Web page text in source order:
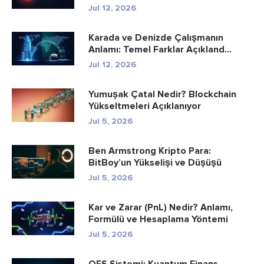
Jul 12, 2026
Karada ve Denizde Çalışmanın
Anlamı: Temel Farklar Açıkland...
Jul 12, 2026
Yumuşak Çatal Nedir? Blockchain
Yükseltmeleri Açıklanıyor
Jul 5, 2026
Ben Armstrong Kripto Para:
BitBoy’un Yükselişi ve Düşüşü
Jul 5, 2026
Kar ve Zarar (PnL) Nedir? Anlamı,
Formülü ve Hesaplama Yöntemi
Jul 5, 2026